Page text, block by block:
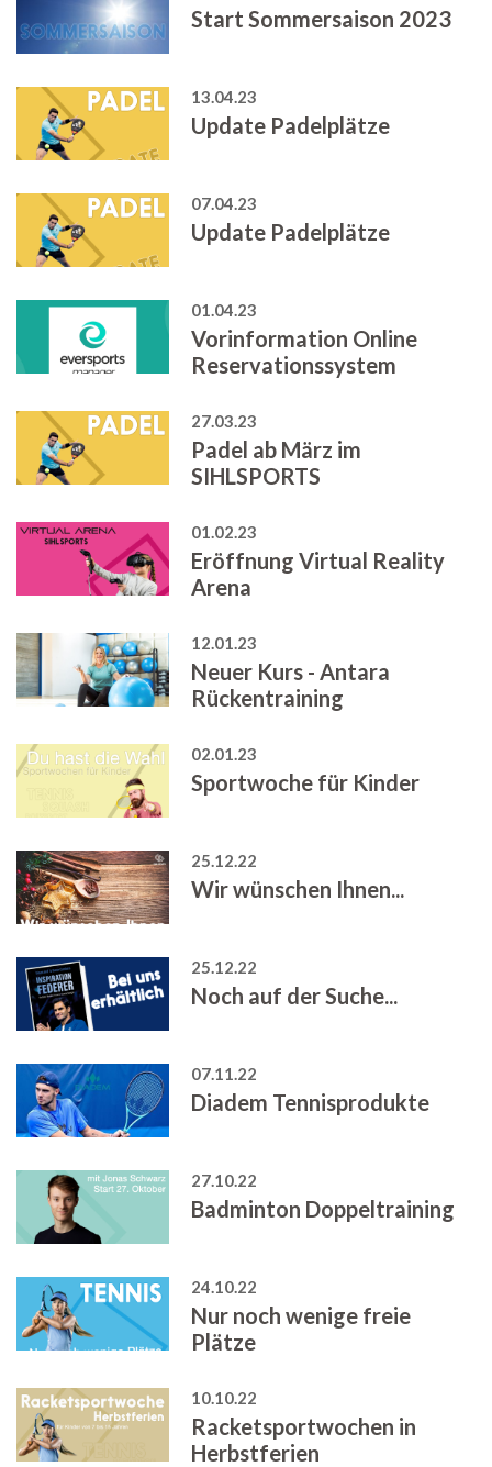
Start Sommersaison 2023
13.04.23
Update Padelplätze
07.04.23
Update Padelplätze
01.04.23
Vorinformation Online
Reservationssystem
27.03.23
Padel ab März im
SIHLSPORTS
01.02.23
Eröffnung Virtual Reality
Arena
12.01.23
Neuer Kurs - Antara
Rückentraining
02.01.23
Sportwoche für Kinder
25.12.22
Wir wünschen Ihnen...
25.12.22
Noch auf der Suche...
07.11.22
Diadem Tennisprodukte
27.10.22
Badminton Doppeltraining
24.10.22
Nur noch wenige freie
Plätze
10.10.22
Racketsportwochen in
Herbstferien